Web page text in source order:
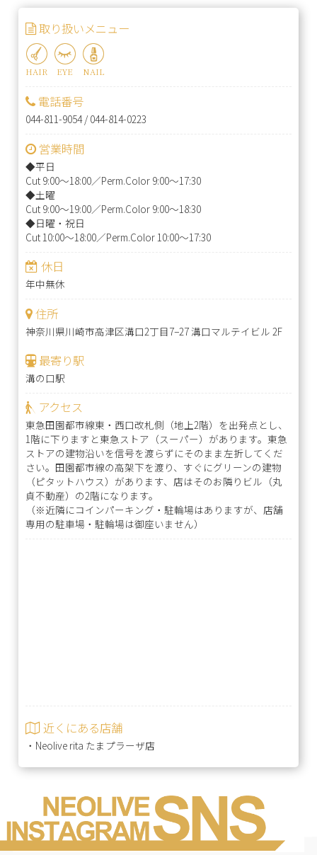
取り扱いメニュー
HAIR EYE NAIL
電話番号
044-811-9054/ 044-814-0223
営業時間
◆平日
Cut 9:00～18:00／Perm.Color 9:00～17:30
◆土曜
Cut 9:00～19:00／Perm.Color 9:00～18:30
◆日曜・祝日
Cut 10:00～18:00／Perm.Color 10:00～17:30
休日
年中無休
住所
神奈川県川崎市高津区溝口2丁目7−27 溝口マルテイビル 2F
最寄り駅
溝の口駅
アクセス
東急田園都市線東・西口改札側（地上2階）を出発点とし、
1階に下りますと東急ストア（スーパー）があります。東急
ストアの建物沿いを信号を渡らずにそのまま左折してくだ
さい。田園都市線の高架下を渡り、すぐにグリーンの建物
（ピタットハウス）があります、店はそのお隣りビル（丸
貞不動産）の2階になります。
（※近隣にコインパーキング・駐輪場はありますが、店舗
専用の駐車場・駐輪場は御座いません）
近くにある店舗
・ Neolive rita たまプラーザ店